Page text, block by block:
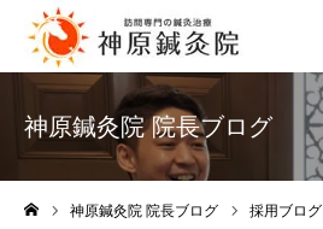
神原鍼灸院 院長ブログ
神原鍼灸院 院長ブログ 採用ブログ